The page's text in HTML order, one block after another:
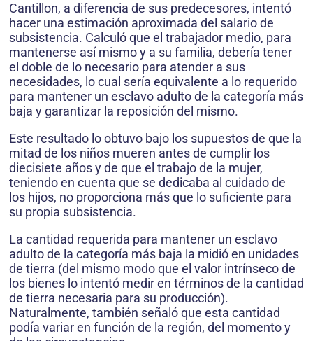
Cantillon, a diferencia de sus predecesores, intentó
hacer una estimación aproximada del salario de
subsistencia. Calculó que el trabajador medio, para
mantenerse así mismo y a su familia, debería tener
el doble de lo necesario para atender a sus
necesidades, lo cual sería equivalente a lo requerido
para mantener un esclavo adulto de la categoría más
baja y garantizar la reposición del mismo.
Este resultado lo obtuvo bajo los supuestos de que la
mitad de los niños mueren antes de cumplir los
diecisiete años y de que el trabajo de la mujer,
teniendo en cuenta que se dedicaba al cuidado de
los hijos, no proporciona más que lo suficiente para
su propia subsistencia.
La cantidad requerida para mantener un esclavo
adulto de la categoría más baja la midió en unidades
de tierra (del mismo modo que el valor intrínseco de
los bienes lo intentó medir en términos de la cantidad
de tierra necesaria para su producción).
Naturalmente, también señaló que esta cantidad
podía variar en función de la región, del momento y